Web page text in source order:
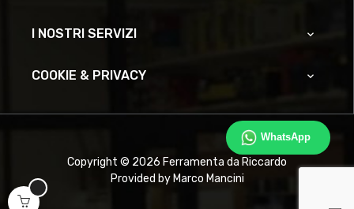
WhatsApp
I NOSTRI SERVIZI 
COOKIE & PRIVACY 
Copyright © 2026 Ferramenta da Riccardo
Provided by Marco Mancini